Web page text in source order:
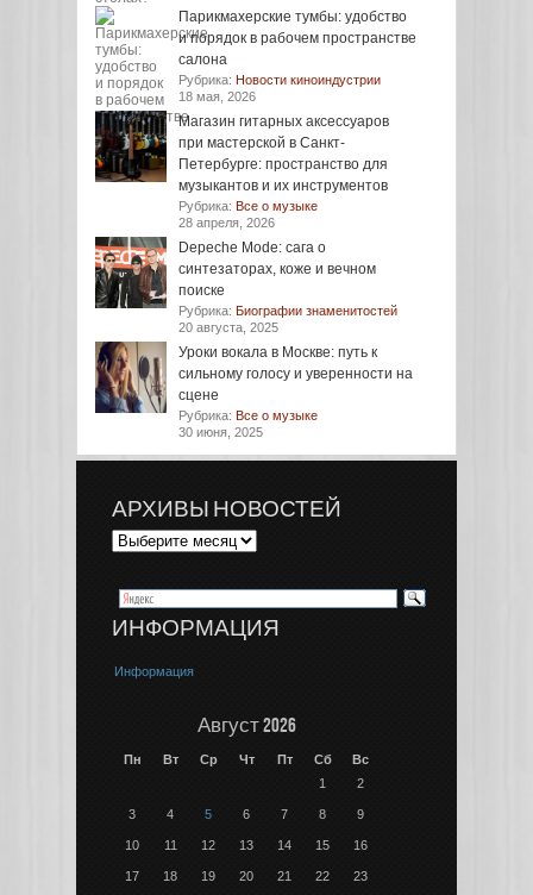
Парикмахерские тумбы: удобство
и порядок в рабочем пространстве
салона
Рубрика: Новости киноиндустрии
18 мая, 2026
Магазин гитарных аксессуаров
при мастерской в Санкт-
Петербурге: пространство для
музыкантов и их инструментов
Рубрика: Все о музыке
28 апреля, 2026
Depeche Mode: сага о
синтезаторах, коже и вечном
поиске
Рубрика: Биографии знаменитостей
20 августа, 2025
Уроки вокала в Москве: путь к
сильному голосу и уверенности на
сцене
Рубрика: Все о музыке
30 июня, 2025
АРХИВЫ НОВОСТЕЙ
ИНФОРМАЦИЯ
Информация
Август 2026
Пн Вт Ср Чт Пт Сб
Вс
1
2
3 4 5 6 7 8 9
10 11 12 13 14 15 16
17 18 19 20 21 22 23